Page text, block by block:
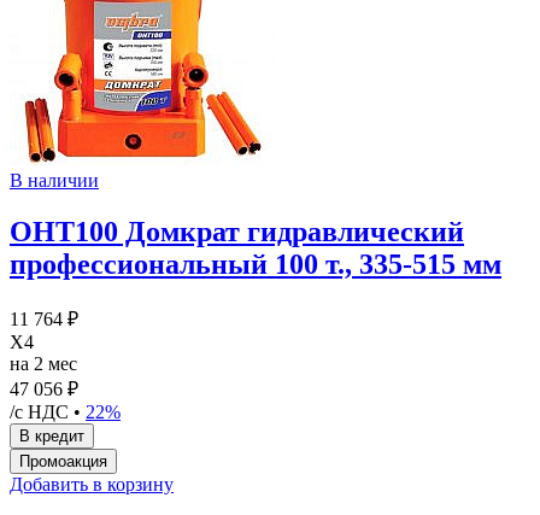
В наличии
OHT100 Домкрат гидравлический
профессиональный 100 т., 335-515 мм
11 764 ₽
X4
на 2 мес
47 056 ₽
/с НДС • 22%
Добавить в корзину